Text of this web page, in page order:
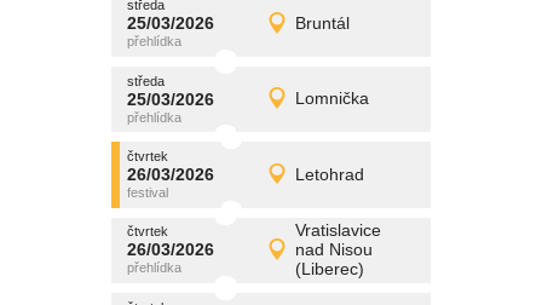
středa
25/03/2026 Bruntál
středa
25/03/2026 Detail
promítání
středa
25/03/2026 Lomnička
středa
25/03/2026 Detail
promítání
čtvrtek
26/03/2026 Letohrad
čtvrtek
26/03/2026 Detail
promítání
čtvrtek
26/03/2026
Vratislavice
nad Nisou
(Liberec)
čtvrtek
26/03/2026 Detail
promítání